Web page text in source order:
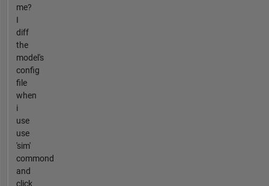
me?
I
diff
the
model's
config
file
when
i
use
use
'sim'
commond
and
click